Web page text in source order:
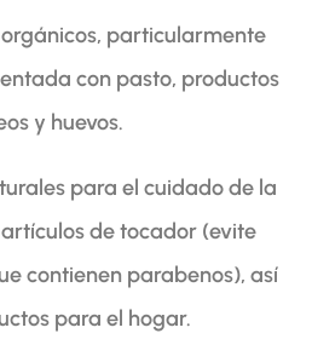
particularmente
con pasto, productos
y huevos.
para el cuidado de la
de tocador (evite
contienen parabenos), así
para el hogar.